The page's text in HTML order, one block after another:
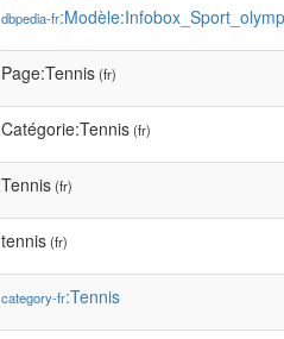
dbpedia-fr
Page:Tennis(fr)
Catégorie:Tennis(fr)
Tennis(fr)
tennis(fr)
category-fr:Tennis